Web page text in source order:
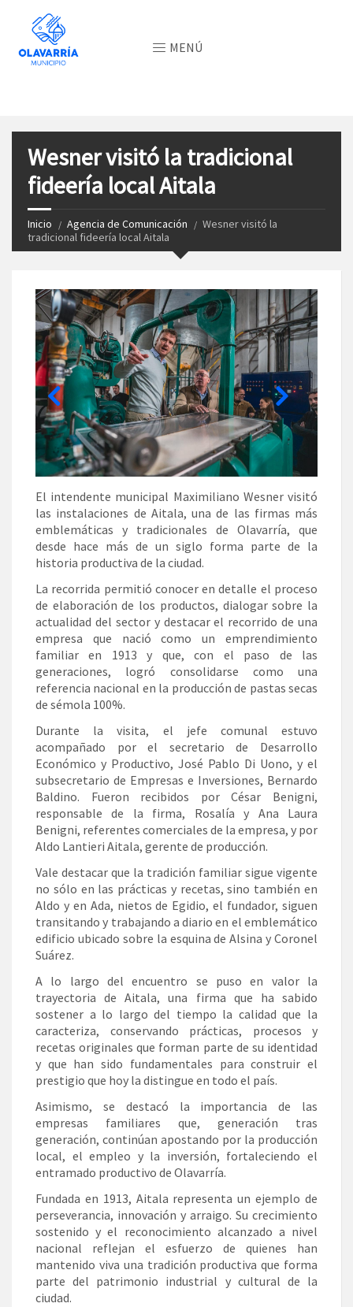
MENÚ
Wesner visitó la tradicional
fideería local Aitala
Inicio Agencia de Comunicación
Wesner visitó la
tradicional fideería local Aitala
El intendente municipal Maximiliano Wesner visitó
las instalaciones de Aitala, una de las firmas más
emblemáticas y tradicionales de Olavarría, que
desde hace más de un siglo forma parte de la
historia productiva de la ciudad.
La recorrida permitió conocer en detalle el proceso
de elaboración de los productos, dialogar sobre la
actualidad del sector y destacar el recorrido de una
empresa que nació como un emprendimiento
familiar en 1913 y que, con el paso de las
generaciones, logró consolidarse como una
referencia nacional en la producción de pastas secas
de sémola 100%.
Durante la visita, el jefe comunal estuvo
acompañado por el secretario de Desarrollo
Económico y Productivo, José Pablo Di Uono, y el
subsecretario de Empresas e Inversiones, Bernardo
Baldino. Fueron recibidos por César Benigni,
responsable de la firma, Rosalía y Ana Laura
Benigni, referentes comerciales de la empresa, y por
Aldo Lantieri Aitala, gerente de producción.
Vale destacar que la tradición familiar sigue vigente
no sólo en las prácticas y recetas, sino también en
Aldo y en Ada, nietos de Egidio, el fundador, siguen
transitando y trabajando a diario en el emblemático
edificio ubicado sobre la esquina de Alsina y Coronel
Suárez.
A lo largo del encuentro se puso en valor la
trayectoria de Aitala, una firma que ha sabido
sostener a lo largo del tiempo la calidad que la
caracteriza, conservando prácticas, procesos y
recetas originales que forman parte de su identidad
y que han sido fundamentales para construir el
prestigio que hoy la distingue en todo el país.
Asimismo, se destacó la importancia de las
empresas familiares que, generación tras
generación, continúan apostando por la producción
local, el empleo y la inversión, fortaleciendo el
entramado productivo de Olavarría.
Fundada en 1913, Aitala representa un ejemplo de
perseverancia, innovación y arraigo. Su crecimiento
sostenido y el reconocimiento alcanzado a nivel
nacional reflejan el esfuerzo de quienes han
mantenido viva una tradición productiva que forma
parte del patrimonio industrial y cultural de la
ciudad.